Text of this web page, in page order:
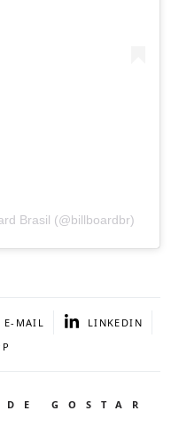
Brasil (@billboardbr)
E-MAIL
LINKEDIN
GOSTAR